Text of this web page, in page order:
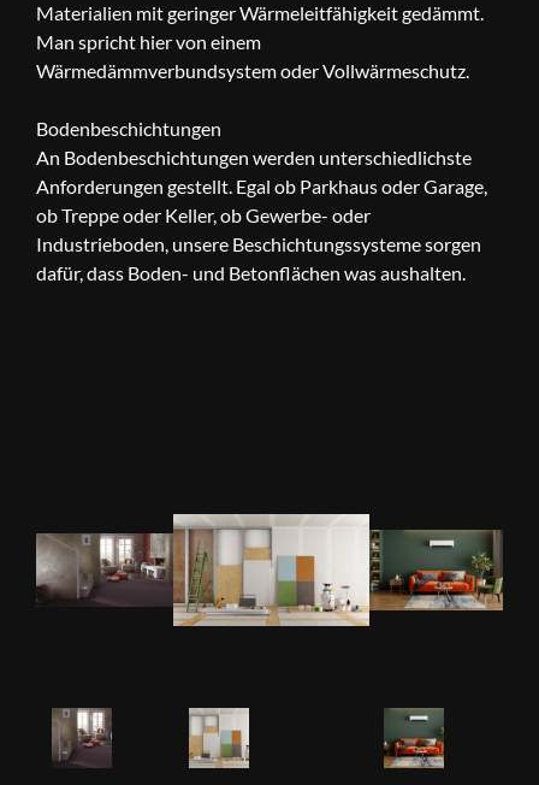
Materialien mit geringer Wärmeleitfähigkeit gedämmt.
Man spricht hier von einem
Wärmedämmverbundsystem oder Vollwärmeschutz.
Bodenbeschichtungen
An Bodenbeschichtungen werden unterschiedlichste
Anforderungen gestellt. Egal ob Parkhaus oder Garage,
ob Treppe oder Keller, ob Gewerbe- oder
Industrieboden, unsere Beschichtungssysteme sorgen
dafür, dass Boden- und Betonflächen was aushalten.